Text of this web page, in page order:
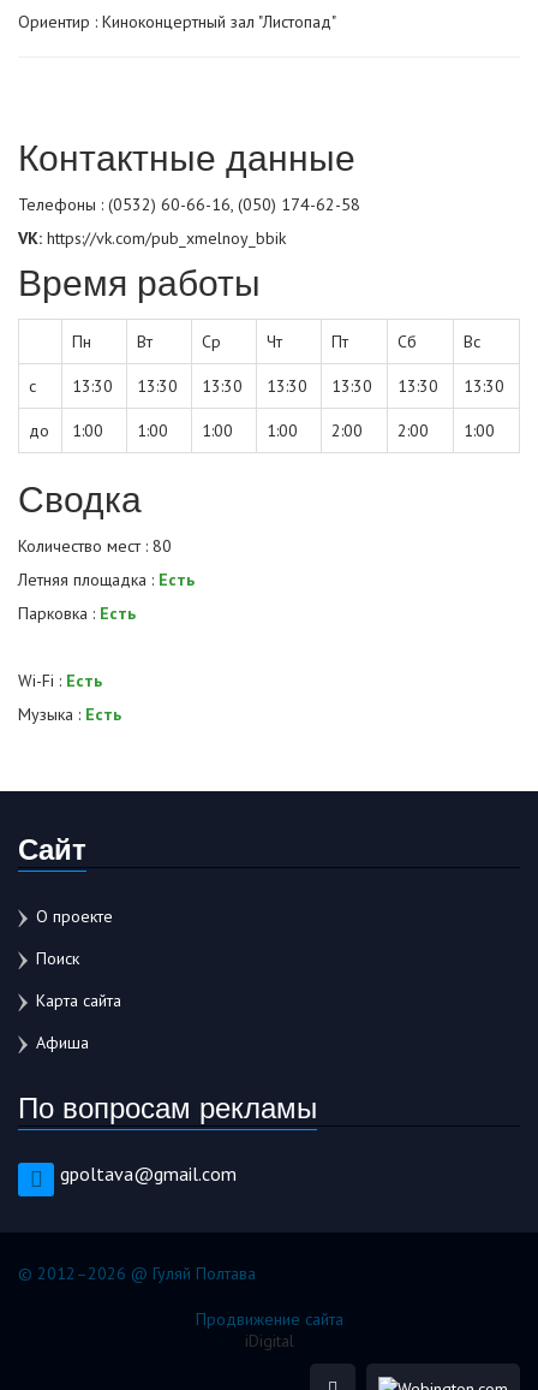
Ориентир : Киноконцертный зал "Листопад"
Контактные данные
Телефоны : (0532) 60-66-16, (050) 174-62-58
VK: https://vk.com/pub_xmelnoy_bbik
Время работы
Пн Вт Ср Чт Пт Сб Вс
с 13:30 13:30 13:30 13:30 13:30 13:30 13:30
до 1:00 1:00 1:00 1:00 2:00 2:00 1:00
Сводка
Количество мест : 80
Летняя площадка : Есть
Парковка : Есть
Wi-Fi : Есть
Музыка : Есть
Сайт
О проекте
Поиск
Карта сайта
Афиша
По вопросам рекламы
gpoltava@gmail.com
© 2012–2026 @ Гуляй Полтава
Продвижение сайта
iDigital